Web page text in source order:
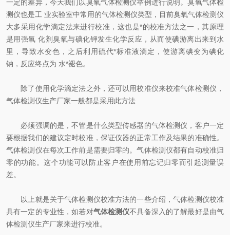
一定的差异，今天我们以臭氧气体检测仪举例进行说明。臭氧气体检
测仪也是工 业实验室中常用的气体检测仪类型，目前臭氧气体检测仪
大多采用化学滴定法来进行校准，这也是*的校准方法之一，其原理
是用强氧 化剂臭氧与碘化钾发生化学反应，从而使碘游离出来到水
里，导致水变色，之后利用硫代*标准液滴定，使游离碘变为碘化
钠，反应终点为 水*褪色。
除了使用化学滴定法之外，还可以用校准仪来校准气体检测仪，
气体检测仪生产厂家一般都是采用此方法
必须强调的是，不管是什么类型传感器的气体检测仪，客户一定
要根据我们的建议定时校准，保证仪器的正常工作及结果的准确性。
气体检测仪在每次工作前是需要归零的。气体检测仪都有自动校准归
零的功能。这个功能可以防止客户在使用前忘记归零而引起测量误
差。
以上就是关于气体检测仪校准方法的一些介绍，气体检测仪校准
具有一定的专业性，如若对气体检测仪不具备深入的了解最好是由气
体检测仪生产厂家来进行校准。